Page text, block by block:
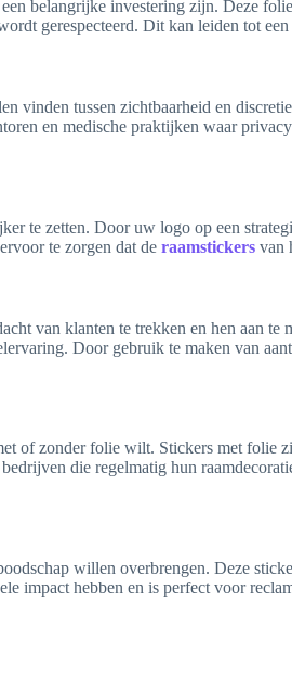
belangrijke investering zijn. Deze
gerespecteerd. Dit kan leiden tot
vinden tussen zichtbaarheid en
en medische praktijken waar
te zetten. Door uw logo op een
te zorgen dat de raamstickers van
van klanten te trekken en hen aan
Door gebruik te maken van
of zonder folie wilt. Stickers met folie
die regelmatig hun
willen overbrengen. Deze
impact hebben en is perfect voor